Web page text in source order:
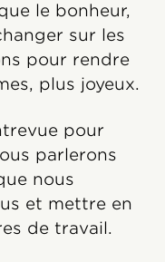
le bonheur,
sur les
pour rendre
plus joyeux.
pour
parlerons
nous
et mettre en
de travail.